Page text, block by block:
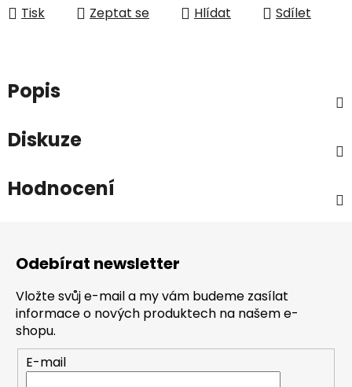
Tisk Zeptat se Hlídat Sdílet
Popis
Diskuze
Hodnocení
Odebírat newsletter
Vložte svůj e-mail a my vám budeme zasílat
informace o nových produktech na našem e-
shopu.
E-mail